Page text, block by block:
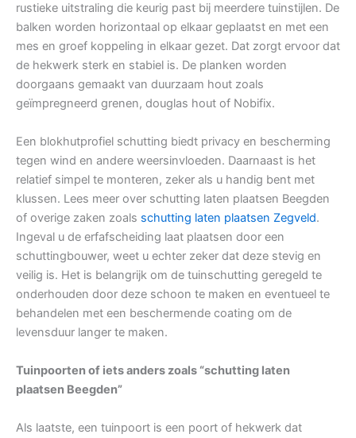
rustieke uitstraling die keurig past bij meerdere tuinstijlen. De
balken worden horizontaal op elkaar geplaatst en met een
mes en groef koppeling in elkaar gezet. Dat zorgt ervoor dat
de hekwerk sterk en stabiel is. De planken worden
doorgaans gemaakt van duurzaam hout zoals
geïmpregneerd grenen, douglas hout of Nobifix.
Een blokhutprofiel schutting biedt privacy en bescherming
tegen wind en andere weersinvloeden. Daarnaast is het
relatief simpel te monteren, zeker als u handig bent met
klussen. Lees meer over schutting laten plaatsen Beegden
of overige zaken zoals schutting laten plaatsen Zegveld.
Ingeval u de erfafscheiding laat plaatsen door een
schuttingbouwer, weet u echter zeker dat deze stevig en
veilig is. Het is belangrijk om de tuinschutting geregeld te
onderhouden door deze schoon te maken en eventueel te
behandelen met een beschermende coating om de
levensduur langer te maken.
Tuinpoorten of iets anders zoals “schutting laten
plaatsen Beegden”
Als laatste, een tuinpoort is een poort of hekwerk dat